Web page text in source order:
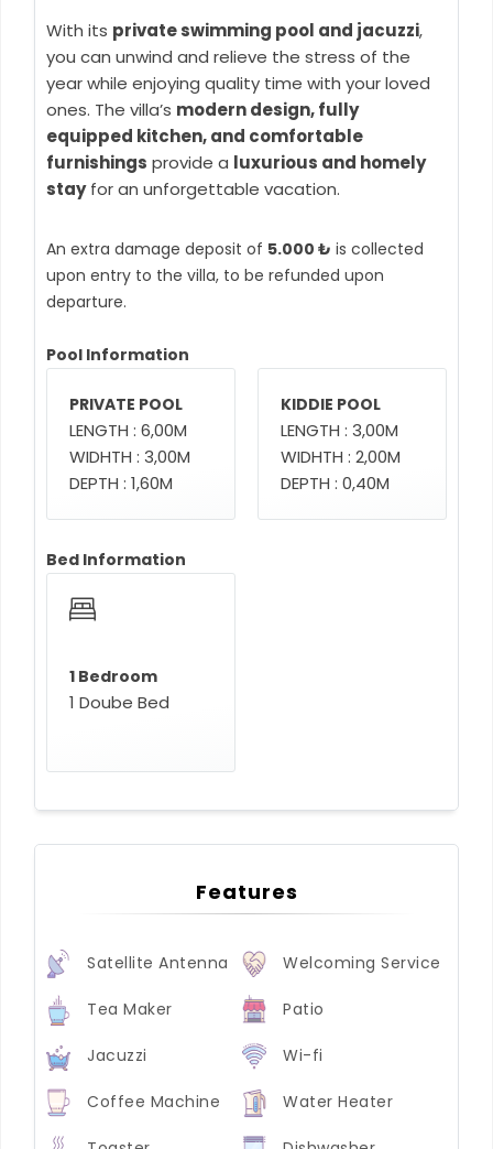
With its private swimming pool and jacuzzi,
you can unwind and relieve the stress of the
year while enjoying quality time with your loved
ones. The villa’s modern design, fully
equipped kitchen, and comfortable
furnishings provide a luxurious and homely
stayfor an unforgettable vacation.
An extra damage deposit of 5.000 ₺ is collected
upon entry to the villa, to be refunded upon
departure.
Pool Information
PRIVATE POOL
LENGTH : 6,00M
WIDHTH : 3,00M
DEPTH : 1,60M
KIDDIE POOL
LENGTH : 3,00M
WIDHTH : 2,00M
DEPTH : 0,40M
Bed Information
1 Bedroom
1 Doube Bed
Features
Satellite Antenna Welcoming Service
Tea Maker Patio
Jacuzzi Wi-fi
Coffee Machine Water Heater